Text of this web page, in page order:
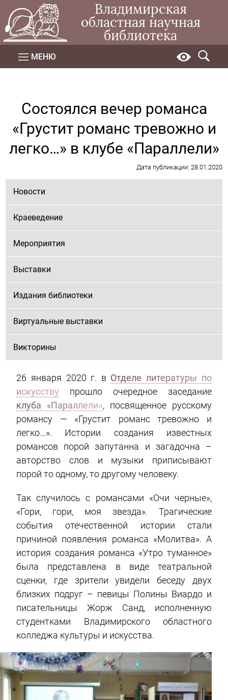
Владимирская
областная научная
библиотека
МЕНЮ
Состоялся вечер романса
«Грустит романс тревожно и
легко…» в клубе «Параллели»
Дата публикации: 28.01.2020
Новости
Краеведение
Мероприятия
Выставки
Издания библиотеки
Виртуальные выставки
Викторины
26 января 2020 г. в Отделе литературы по
искусству прошло очередное заседание
клуба «Параллели», посвященное русскому
романсу — «Грустит романс тревожно и
легко…». Истории создания известных
романсов порой запутанна и загадочна –
авторство слов и музыки приписывают
порой то одному, то другому человеку.
Так случилось с романсами «Очи черные»,
«Гори, гори, моя звезда». Трагические
события отечественной истории стали
причиной появления романса «Молитва». А
история создания романса «Утро туманное»
была представлена в виде театральной
сценки, где зрители увидели беседу двух
близких подруг – певицы Полины Виардо и
писательницы Жорж Санд, исполненную
студентками Владимирского областного
колледжа культуры и искусства.